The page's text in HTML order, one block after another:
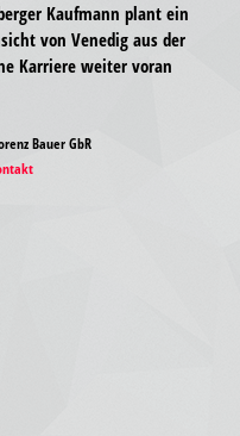
Kaufmann plant ein
von Venedig aus der
Karriere weiter voran
Bauer GbR